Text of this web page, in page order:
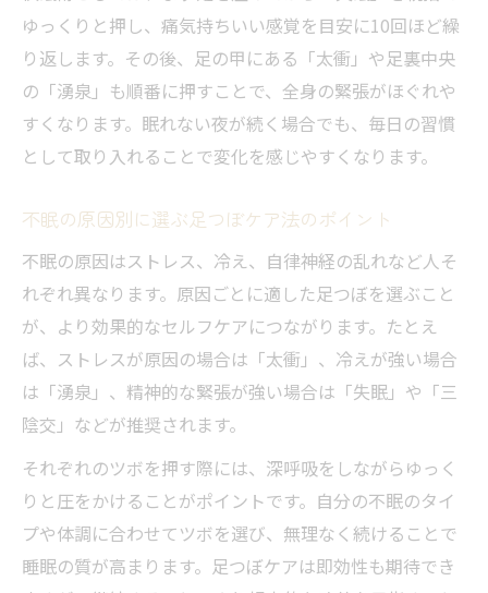
ゆっくりと押し、痛気持ちいい感覚を目安に10回ほど繰
り返します。その後、足の甲にある「太衝」や足裏中央
の「湧泉」も順番に押すことで、全身の緊張がほぐれや
すくなります。眠れない夜が続く場合でも、毎日の習慣
として取り入れることで変化を感じやすくなります。
不眠の原因別に選ぶ足つぼケア法のポイント
不眠の原因はストレス、冷え、自律神経の乱れなど人そ
れぞれ異なります。原因ごとに適した足つぼを選ぶこと
が、より効果的なセルフケアにつながります。たとえ
ば、ストレスが原因の場合は「太衝」、冷えが強い場合
は「湧泉」、精神的な緊張が強い場合は「失眠」や「三
陰交」などが推奨されます。
それぞれのツボを押す際には、深呼吸をしながらゆっく
りと圧をかけることがポイントです。自分の不眠のタイ
プや体調に合わせてツボを選び、無理なく続けることで
睡眠の質が高まります。足つぼケアは即効性も期待でき